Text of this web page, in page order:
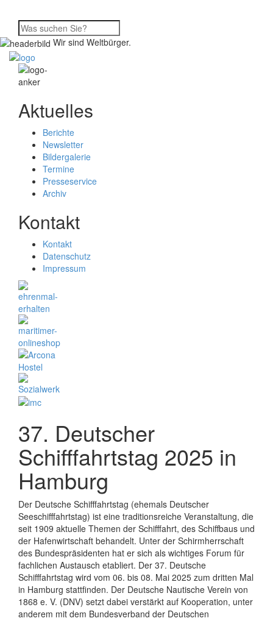
Wir sind Weltbürger.
Aktuelles
Berichte
Newsletter
Bildergalerie
Termine
Presseservice
Archiv
Kontakt
Kontakt
Datenschutz
Impressum
37. Deutscher
Schifffahrtstag 2025 in
Hamburg
Der Deutsche Schifffahrtstag (ehemals Deutscher
Seeschifffahrtstag) ist eine traditionsreiche Veranstaltung, die
seit 1909 aktuelle Themen der Schifffahrt, des Schiffbaus und
der Hafenwirtschaft behandelt. Unter der Schirmherrschaft
des Bundespräsidenten hat er sich als wichtiges Forum für
fachlichen Austausch etabliert. Der 37. Deutsche
Schifffahrtstag wird vom 06. bis 08. Mai 2025 zum dritten Mal
in Hamburg stattfinden. Der Deutsche Nautische Verein von
1868 e. V. (DNV) setzt dabei verstärkt auf Kooperation, unter
anderem mit dem Bundesverband der Deutschen